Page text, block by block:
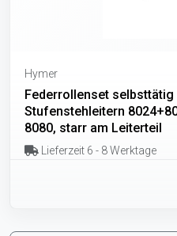
Hymer
Federrollenset
Stufenstehleitern
8080, starr am Leiterteil
Lieferzeit 6 - 8 Werktage